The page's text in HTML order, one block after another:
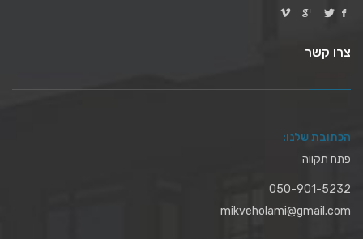
צרו קשר
הכתובת שלנו:
פתח תקווה
050-901-5232
mikveholami@gmail.com